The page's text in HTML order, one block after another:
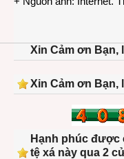
Xin Cảm ơn Bạn,
Xin Cảm ơn Bạn,
Hạnh phúc được
tệ xá này qua 2